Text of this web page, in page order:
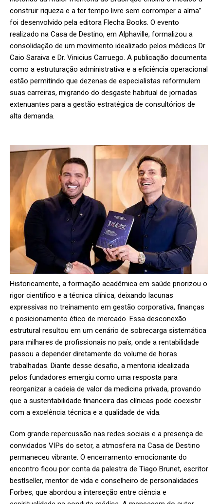
construir riqueza e a ter tempo livre sem corromper a alma”
foi desenvolvido pela editora Flecha Books. O evento
realizado na Casa de Destino, em Alphaville, formalizou a
consolidação de um movimento idealizado pelos médicos Dr.
Caio Saraiva e Dr. Vinicius Carruego. A publicação documenta
como a estruturação administrativa e a eficiência operacional
estão permitindo que dezenas de especialistas reformulem
suas carreiras, migrando do desgaste habitual de jornadas
extenuantes para a gestão estratégica de consultórios de
alta demanda.
Historicamente, a formação acadêmica em saúde priorizou o
rigor científico e a técnica clínica, deixando lacunas
expressivas no treinamento em gestão corporativa, finanças
e posicionamento ético de mercado. Essa desconexão
estrutural resultou em um cenário de sobrecarga sistemática
para milhares de profissionais no país, onde a rentabilidade
passou a depender diretamente do volume de horas
trabalhadas. Diante desse desafio, a mentoria idealizada
pelos fundadores emergiu como uma resposta para
reorganizar a cadeia de valor da medicina privada, provando
que a sustentabilidade financeira das clínicas pode coexistir
com a excelência técnica e a qualidade de vida.
Com grande repercussão nas redes sociais e a presença de
convidados VIPs do setor, a atmosfera na Casa de Destino
permaneceu vibrante. O encerramento emocionante do
encontro ficou por conta da palestra de Tiago Brunet, escritor
bestlseller, mentor de vida e conselheiro de personalidades
Forbes, que abordou a interseção entre ciência e